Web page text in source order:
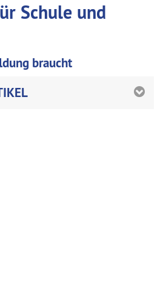
Schule und
braucht